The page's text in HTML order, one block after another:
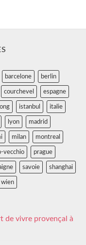
barcelone berlin
courchevel espagne
istanbul italie
lyon madrid
milan montreal
vecchio prague
savoie shanghai
wien
de vivre provençal à